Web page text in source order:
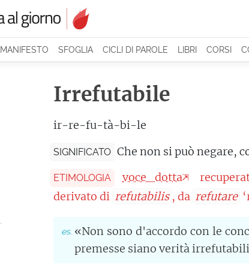
MANIFESTO SFOGLIA CICLI DI PAROLE LIBRI CORSI
Irrefutabile
ir-re-fu-tà-bi-le
SIGNIFICATO Che non si può negare,
ETIMOLOGIA voce dotta
derivato di refutabilis , da refutare
«Non sono d'accordo con le
premesse siano verità